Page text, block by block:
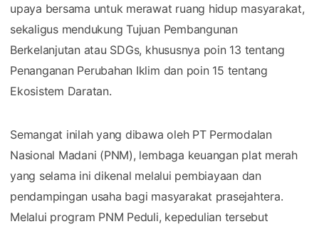
upaya bersama untuk merawat ruang hidup masyarakat,
sekaligus mendukung Tujuan Pembangunan
Berkelanjutan atau SDGs, khususnya poin 13 tentang
Penanganan Perubahan Iklim dan poin 15 tentang
Ekosistem Daratan.
Semangat inilah yang dibawa oleh PT Permodalan
Nasional Madani (PNM), lembaga keuangan plat merah
yang selama ini dikenal melalui pembiayaan dan
pendampingan usaha bagi masyarakat prasejahtera.
Melalui program PNM Peduli, kepedulian tersebut